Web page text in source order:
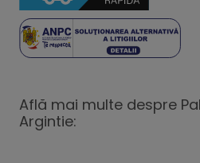
Află mai multe despre
Argintie: